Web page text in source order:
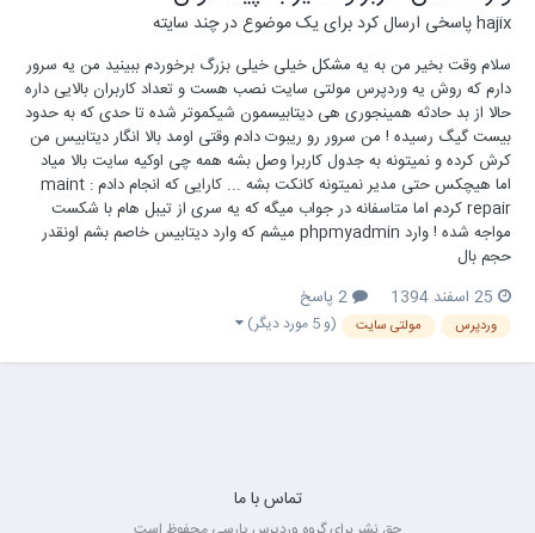
hajixپاسخی ارسال کرد برای یک موضوع درچند سایته
سلام وقت بخیر من به یه مشکل خیلی خیلی بزرگ برخوردم ببینید من یه سرور
دارم که روش یه وردپرس مولتی سایت نصب هست و تعداد کاربران بالایی داره
حالا از بد حادثه همینجوری هی دیتابیسمون شیکموتر شده تا حدی که به حدود
بیست گیگ رسیده ! من سرور رو ریبوت دادم وقتی اومد بالا انگار دیتابیس من
کرش کرده و نمیتونه به جدول کاربرا وصل بشه همه چی اوکیه سایت بالا میاد
اما هیچکس حتی مدیر نمیتونه کانکت بشه ... کارایی که انجام دادم : maint
repair کردم اما متاسفانه در جواب میگه که یه سری از تیبل هام با شکست
مواجه شده ! وارد phpmyadmin میشم که وارد دیتابیس خاصم بشم اونقدر
حجم بال
25 اسفند 1394
وردپرس مولتی سایت (و 5 مورد دیگر)
تماس با ما